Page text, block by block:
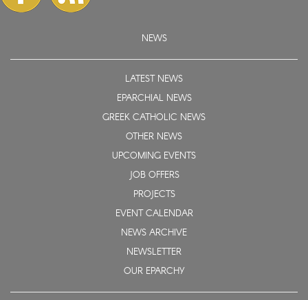
NEWS
LATEST NEWS
EPARCHIAL NEWS
GREEK CATHOLIC NEWS
OTHER NEWS
UPCOMING EVENTS
JOB OFFERS
PROJECTS
EVENT CALENDAR
NEWS ARCHIVE
NEWSLETTER
OUR EPARCHY